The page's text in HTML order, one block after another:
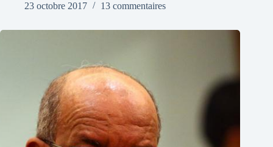
23 octobre 2017
13 commentaires